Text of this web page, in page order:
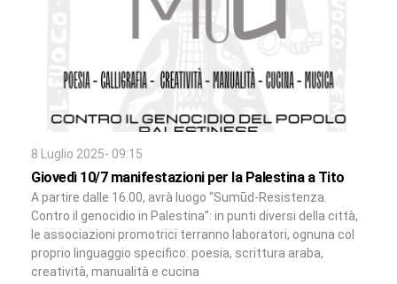
8 Luglio 2025- 09:15
Giovedì 10/7 manifestazioni per la Palestina a Tito
A partire dalle 16.00, avrà luogo “Sumūd-Resistenza.
Contro il genocidio in Palestina”: in punti diversi della città,
le associazioni promotrici terranno laboratori, ognuna col
proprio linguaggio specifico: poesia, scrittura araba,
creatività, manualità e cucina